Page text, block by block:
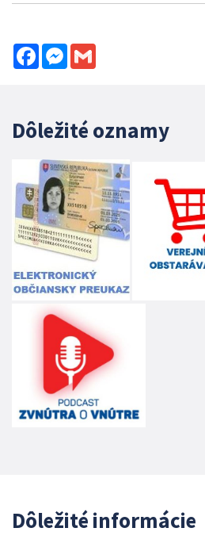
FacebookMessenger
Dôležité oznamy
Dôležité informácie